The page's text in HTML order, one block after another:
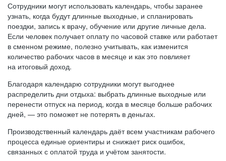
Сотрудники могут использовать календарь, чтобы заранее
узнать, когда будут длинные выходные, и спланировать
поездки, запись к врачу, обучение или другие личные дела.
Если человек получает оплату по часовой ставке или работает
в сменном режиме, полезно учитывать, как изменится
количество рабочих часов в месяце и как это повлияет
на итоговый доход.
Благодаря календарю сотрудники могут выгоднее
распределить дни отдыха: выбрать длинные выходные или
перенести отпуск на период, когда в месяце больше рабочих
дней, — это поможет не потерять в деньгах.
Производственный календарь даёт всем участникам рабочего
процесса единые ориентиры и снижает риск ошибок,
связанных с оплатой труда и учётом занятости.